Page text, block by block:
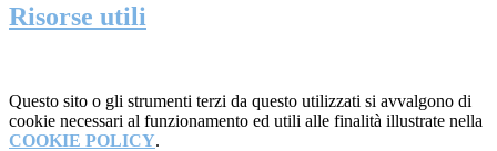
Risorse utili
Questo sito o gli strumenti terzi da questo utilizzati si avvalgono di
cookie necessari al funzionamento ed utili alle finalità illustrate nella
COOKIE POLICY.